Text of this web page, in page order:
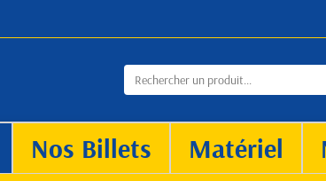
Nos Billets Matériel